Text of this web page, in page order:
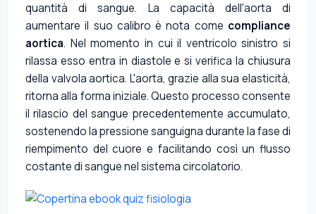
quantità di sangue. La capacità dell'aorta di
aumentare il suo calibro è nota come compliance
aortica. Nel momento in cui il ventricolo sinistro si
rilassa esso entra in diastole e si verifica la chiusura
della valvola aortica. L'aorta, grazie alla sua elasticità,
ritorna alla forma iniziale. Questo processo consente
il rilascio del sangue precedentemente accumulato,
sostenendo la pressione sanguigna durante la fase di
riempimento del cuore e facilitando così un flusso
costante di sangue nel sistema circolatorio.